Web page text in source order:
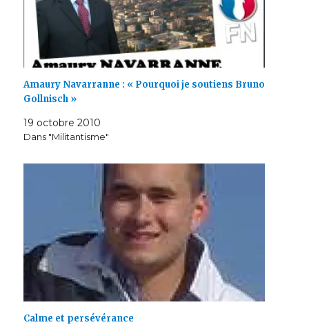
Amaury Navarranne : « Pourquoi je soutiens Bruno
Gollnisch »
19 octobre 2010
Dans "Militantisme"
Calme et persévérance